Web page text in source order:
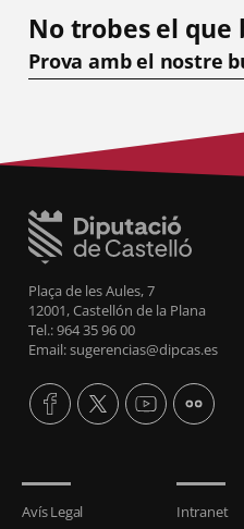
No trobes el que
Prova amb el nostre
Plaça de les Aules, 7
12001, Castellón de la Plana
Tel.: 964 35 96 00
Email: sugerencias@dipcas.es
Avís Legal
Intranet